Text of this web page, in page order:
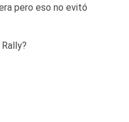
pero eso no evitó